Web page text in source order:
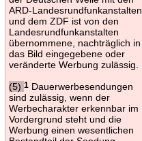
ARD-Landesrundfunkanstalten
und dem ZDF ist von den
Landesrundfunkanstalten
übernommene, nachträglich in
das Bild eingegebene oder
veränderte Werbung zulässig.
(5) 1Dauerwerbesendungen
sind zulässig, wenn der
Werbecharakter erkennbar im
Vordergrund steht und die
Werbung einen wesentlichen